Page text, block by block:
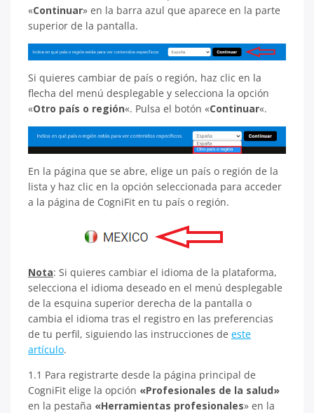
«Continuar» en la barra azul que aparece en la parte
superior de la pantalla.
Si quieres cambiar de país o región, haz clic en la
flecha del menú desplegable y selecciona la opción
«Otro país o región«. Pulsa el botón «Continuar«.
En la página que se abre, elige un país o región de la
lista y haz clic en la opción seleccionada para acceder
a la página de CogniFit en tu país o región.
Nota: Si quieres cambiar el idioma de la plataforma,
selecciona el idioma deseado en el menú desplegable
de la esquina superior derecha de la pantalla o
cambia el idioma tras el registro en las preferencias
de tu perfil, siguiendo las instrucciones de este
artículo.
1.1 Para registrarte desde la página principal de
CogniFit elige la opción «Profesionales de la salud»
en la pestaña «Herramientas profesionales» en la